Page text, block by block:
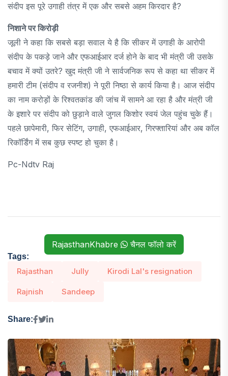
संदीप इस पूरे उगाही तंत्र में एक और सबसे अहम किरदार है?
निशाने पर किरोड़ी
जूली ने कहा कि सबसे बड़ा सवाल ये है कि सीकर में उगाही के आरोपी
संदीप के पकड़े जाने और एफआईआर दर्ज होने के बाद भी मंत्री जी उसके
बचाव में क्यों उतरे? खुद मंत्री जी ने सार्वजनिक रूप से कहा था सीकर में
हमारी टीम (संदीप व रजनीश) ने पूरी निष्ठा से कार्य किया है। आज संदीप
का नाम करोड़ों के रिश्वतकांड की जांच में सामने आ रहा है और मंत्री जी
के इशारे पर संदीप को छुड़ाने वाले जुगल किशोर स्वयं जेल पहुंच चुके हैं।
पहले छापेमारी, फिर सेटिंग, उगाही, एफआईआर, गिरफ्तारियां और अब कॉल
रिकॉर्डिंग में सब कुछ स्पष्ट हो चुका है।
Pc-Ndtv Raj
RajasthanKhabre चैनल फॉलो करें
Tags:
Rajasthan Jully Kirodi Lal's resignation
Rajnish Sandeep
Share: